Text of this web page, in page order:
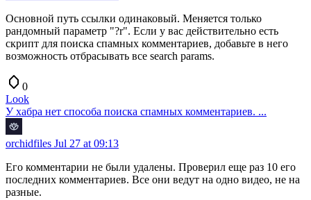
Основной путь ссылки одинаковый. Меняется только
рандомный параметр "?r". Если у вас действительно есть
скрипт для поиска спамных комментариев, добавьте в него
возможность отбрасывать все search params.
0
Look
У хабра нет способа поиска спамных комментариев. ...
orchidfiles Jul 27 at 09:13
Его комментарии не были удалены. Проверил еще раз 10 его
последних комментариев. Все они ведут на одно видео, не на
разные.